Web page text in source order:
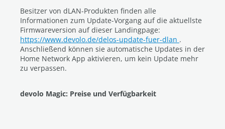
Besitzer von dLAN-Produkten finden alle
Informationen zum Update-Vorgang auf die aktuellste
Firmwareversion auf dieser Landingpage:
https://www.devolo.de/delos-update-fuer-dlan .
Anschließend können sie automatische Updates in der
Home Network App aktivieren, um kein Update mehr
zu verpassen.
devolo Magic: Preise und Verfügbarkeit